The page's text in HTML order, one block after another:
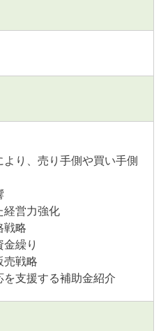
より、売り手側や買い手側
経営力強化
戦略
繰り
売戦略
を支援する補助金紹介